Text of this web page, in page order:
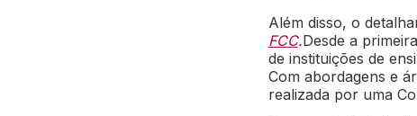
Além disso, o
FCC.Desde a
de instituições de
Com abordagens e
realizada por uma